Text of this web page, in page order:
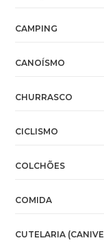
CAMPING
CANOÍSMO
CHURRASCO
CICLISMO
COLCHÕES
COMIDA
CUTELARIA